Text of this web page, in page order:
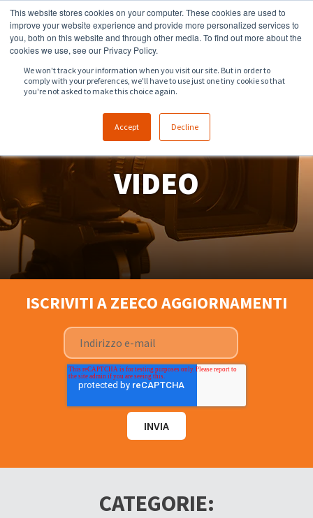
This website stores cookies on your computer. These cookies are used to
improve your website experience and provide more personalized services to
you, both on this website and through other media. To find out more about the
cookies we use, see our Privacy Policy.
We won't track your information when you visit our site. But in order to
comply with your preferences, we'll have to use just one tiny cookie so that
you're not asked to make this choice again.
Accept Decline
918.258.8551 sales@zeeco.com
VIDEO
ISCRIVITI A ZEECO AGGIORNAMENTI
CATEGORIE: